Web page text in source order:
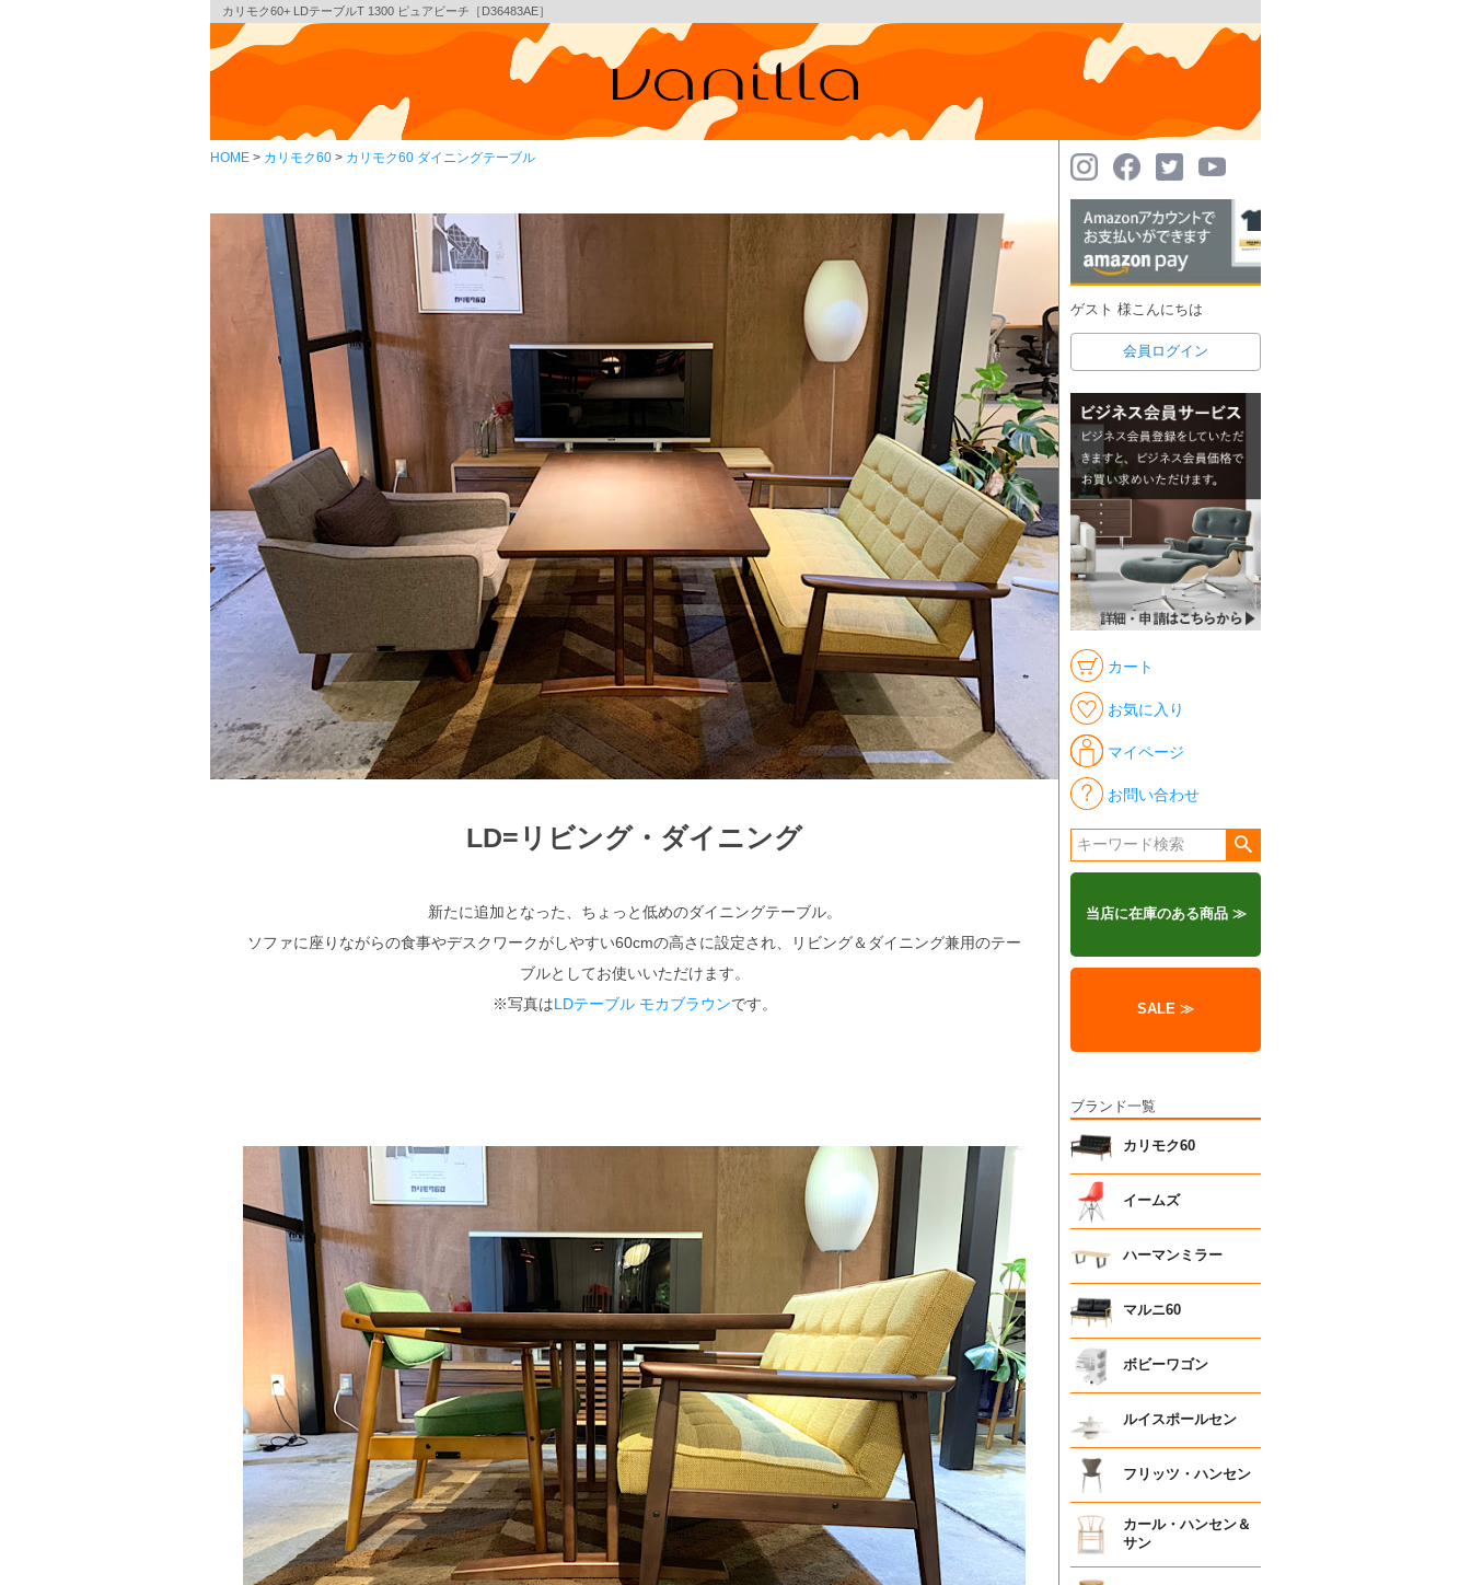
カリモク60+ LDテーブルT 1300 ピュアビーチ［D36483AE］
HOME カリモク60 カリモク60 ダイニングテーブル
LD=リビング・ダイニング
新たに追加となった、ちょっと低めのダイニングテーブル。
ソファに座りながらの食事やデスクワークがしやすい60cmの高さに設定され、リビング＆ダイニング兼用のテー
ブルとしてお使いいただけます。
※写真はLDテーブル モカブラウンです。
ゲスト 様こんにちは
会員ログイン
カート
お気に入り
マイページ
お問い合わせ
検索
当店に在庫のある商品 ≫
SALE ≫
ブランド一覧
カリモク60
イームズ
ハーマンミラー
マルニ60
ボビーワゴン
ルイスポールセン
フリッツ・ハンセン
カール・ハンセン＆
サン